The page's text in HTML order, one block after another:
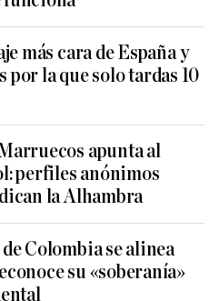
más cara de España y
la que solo tardas 10
apunta al
perfiles anónimos
la Alhambra
Colombia se alinea
su «soberanía»